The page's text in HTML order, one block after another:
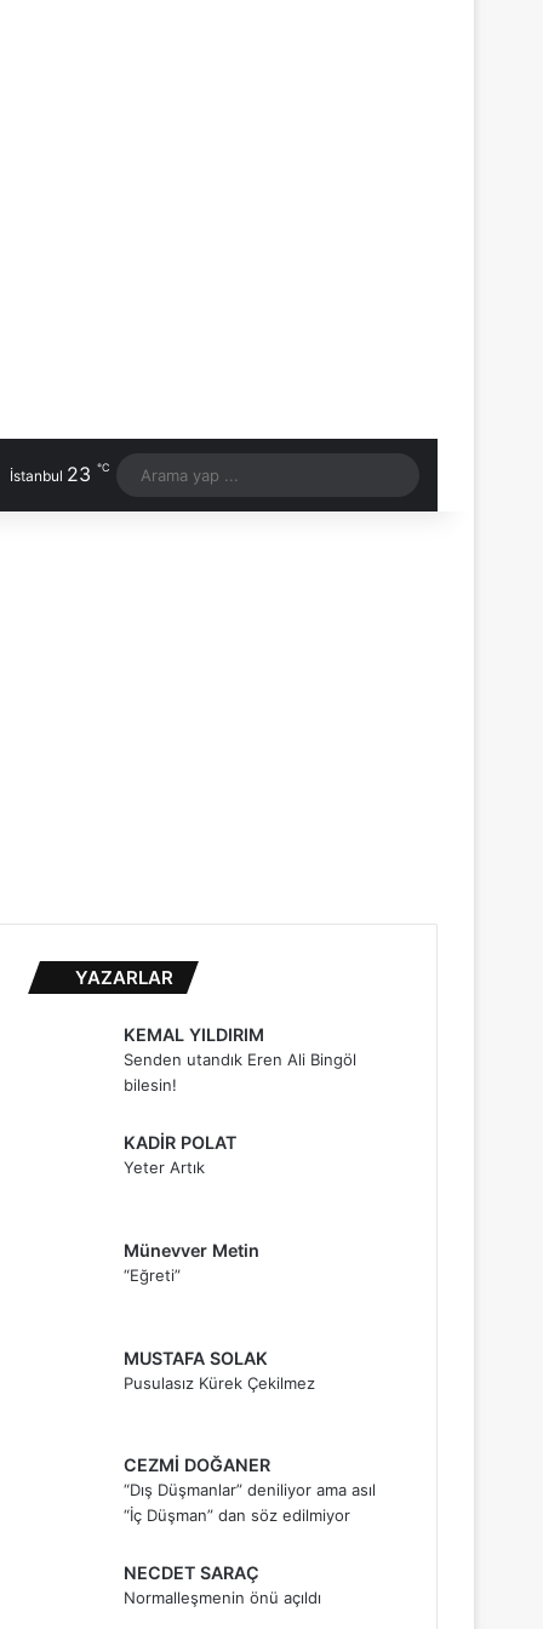
İstanbul 23 ℃
yap
YAZARLAR
KEMAL YILDIRIM
Senden utandık Eren Ali Bingöl
bilesin!
KADİR POLAT
Yeter Artık
Münevver Metin
“Eğreti”
MUSTAFA SOLAK
Pusulasız Kürek Çekilmez
CEZMİ DOĞANER
“Dış Düşmanlar” deniliyor ama asıl
“İç Düşman” dan söz edilmiyor
NECDET SARAÇ
Normalleşmenin önü açıldı